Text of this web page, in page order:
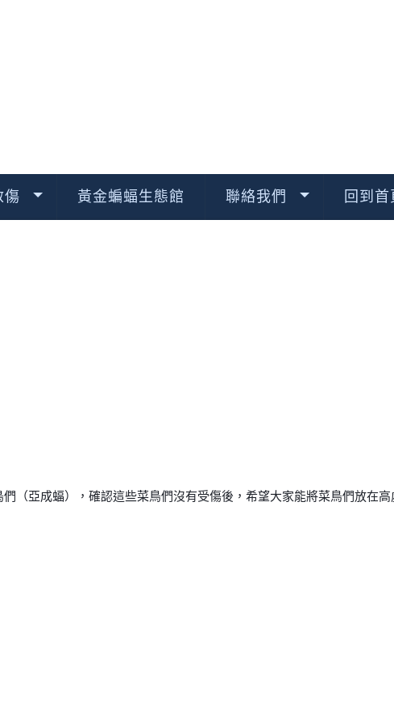
傷 黃金蝙蝠生態館 聯絡我們 回到首
（亞成蝠），確認這些菜鳥們沒有受傷後，希望大家能將菜鳥們放在